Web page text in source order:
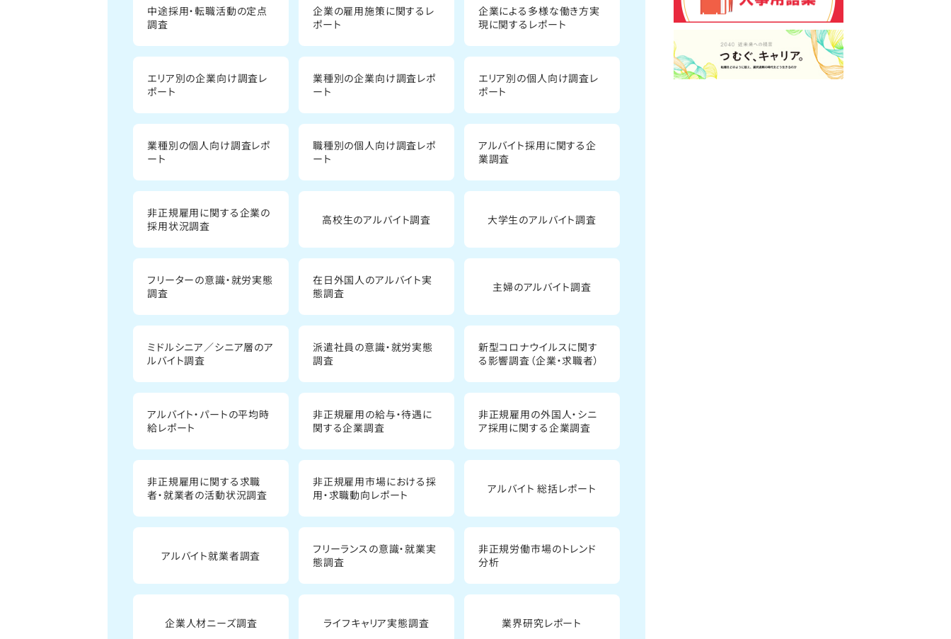
中途採用・転職活動の定点
調査
企業の雇用施策に関するレ
ポート
企業による多様な働き方実
現に関するレポート
エリア別の企業向け調査レ
ポート
業種別の企業向け調査レポ
ート
エリア別の個人向け調査レ
ポート
業種別の個人向け調査レポ
ート
職種別の個人向け調査レポ
ート
アルバイト採用に関する企
業調査
非正規雇用に関する企業の
採用状況調査
高校生のアルバイト調査 大学生のアルバイト調査
フリーターの意識・就労実態
調査
在日外国人のアルバイト実
態調査
主婦のアルバイト調査
ミドルシニア／シニア層のア
ルバイト調査
派遣社員の意識・就労実態
調査
新型コロナウイルスに関す
る影響調査（企業・求職者）
アルバイト・パートの平均時
給レポート
非正規雇用の給与・待遇に
関する企業調査
非正規雇用の外国人・シニ
ア採用に関する企業調査
非正規雇用に関する求職
者・就業者の活動状況調査
非正規雇用市場における採
用・求職動向レポート
アルバイト 総括レポート
アルバイト就業者調査
フリーランスの意識・就業実
態調査
非正規労働市場のトレンド
分析
企業人材ニーズ調査 ライフキャリア実態調査 業界研究レポート